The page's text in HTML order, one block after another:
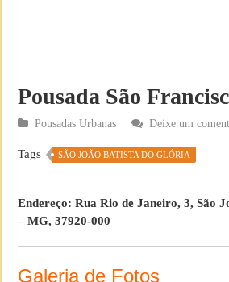
Pousada São
Pousadas Urbanas Deixe um
Tags SÃO JOÃO BATISTA DO GLÓRIA
Endereço: Rua Rio de Janeiro, 3, São
– MG, 37920-000
Galeria de Fotos